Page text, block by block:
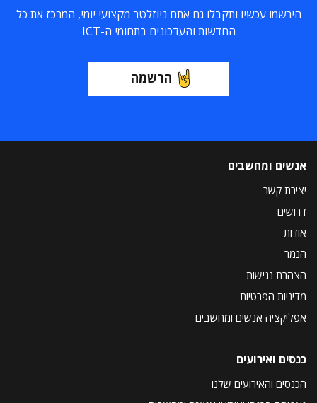
הירשמו עכשיו ותקבלו גם אתם ניוזלטר מקצועי יומי, המרכז את כל
החדשות והעדכונים בתחומי ה-ICT
הרשמה
אנשים ומחשבים
יצירת קשר
דרושים
אודות
הנמר
הצהרת נגישות
מדיניות הפרטיות
אפליקציה אנשים ומחשבים
כנסים ואירועים
הכנסים והאירועים שלנו